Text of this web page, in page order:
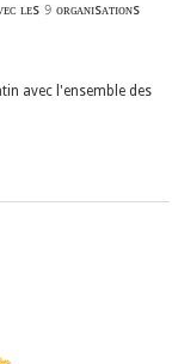
ʟᴇs 𝟿 ᴏʀɢᴀɴɪsᴀᴛɪᴏɴs
avec l'ensemble des